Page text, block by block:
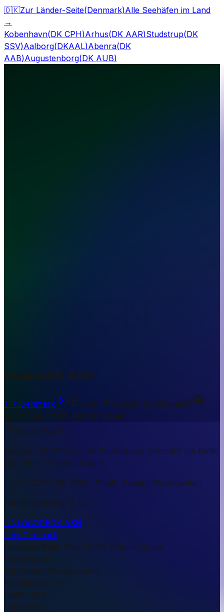
🇩🇰Zur Länder-Seite(Denmark)Alle Seehäfen im Land
→
Kobenhavn(DK CPH)Arhus(DK AAR)Studstrup(DK
SSV)Aalborg(DKAAL)Abenra(DK
AAB)Augustenborg(DK AUB)
AssensDK ASN
🇩🇰Denmark Small
Coastal (Breakwater)
Baltic Sea; North Atlantic Ocean
Kurzantwort
Assens (DK ASN) ist ein Seehafen in Denmark am Baltic
Sea; North Atlantic Ocean.
UN/LOCODE DK ASN · Small · Coastal (Breakwater).
Fahrwassertiefe: 6.4 m.
UNLOCODEDK ASN
LandDenmark
GewässerBaltic Sea; North Atlantic Ocean
GrößeSmall
TypCoastal (Breakwater)
Kanaltiefe6.4 m
Lat55.2667
Lng9.8833